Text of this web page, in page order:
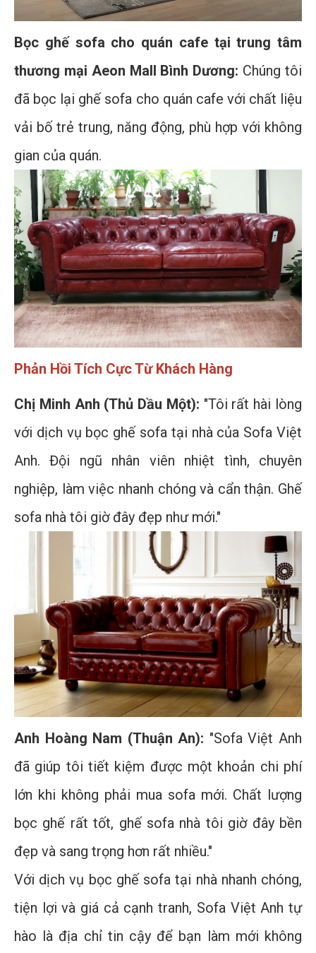
Bọc ghế sofa cho quán cafe tại trung tâm
thương mại Aeon Mall Bình Dương: Chúng tôi
đã bọc lại ghế sofa cho quán cafe với chất liệu
vải bố trẻ trung, năng động, phù hợp với không
gian của quán.
Phản Hồi Tích Cực Từ Khách Hàng
Chị Minh Anh (Thủ Dầu Một): "Tôi rất hài lòng
với dịch vụ bọc ghế sofa tại nhà của Sofa Việt
Anh. Đội ngũ nhân viên nhiệt tình, chuyên
nghiệp, làm việc nhanh chóng và cẩn thận. Ghế
sofa nhà tôi giờ đây đẹp như mới."
Anh Hoàng Nam (Thuận An): "Sofa Việt Anh
đã giúp tôi tiết kiệm được một khoản chi phí
lớn khi không phải mua sofa mới. Chất lượng
bọc ghế rất tốt, ghế sofa nhà tôi giờ đây bền
đẹp và sang trọng hơn rất nhiều."
Với dịch vụ bọc ghế sofa tại nhà nhanh chóng,
tiện lợi và giá cả cạnh tranh, Sofa Việt Anh tự
hào là địa chỉ tin cậy để bạn làm mới không